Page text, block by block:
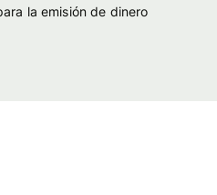
la emisión de dinero